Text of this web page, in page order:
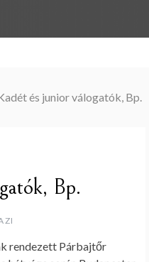
és junior válogatók, Bp.
Bp.
rendezett Párbajtőr